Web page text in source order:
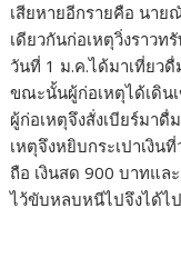
เสียหายอีกรายคือ นาย
เดียวกันก่อเหตุวิ่งราวท
วันที่ 1 ม.ค.ได้มาเที่ยว
ขณะนั้นผู้ก่อเหตุได้เดิน
ผู้ก่อเหตุจึงสั่งเบียร์มา
เหตุจึงหยิบกระเปาเงิ
ถือ เงินสด 900 บาทแล
ไว้ขับหลบหนีไปจึงได้ไ